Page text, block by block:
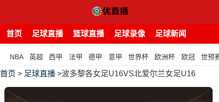
首页 足球直播 篮球直播 足球录像 足球新闻
NBA 英超 西甲 法甲 德甲 意甲 世界杯 欧洲杯 欧冠 世预
首页 > 足球直播 >波多黎各女足U16VS北爱尔兰女足U16